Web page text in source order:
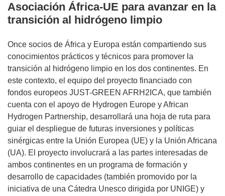
Asociación África-UE para avanzar en la
transición al hidrógeno limpio
Once socios de África y Europa están compartiendo sus
conocimientos prácticos y técnicos para promover la
transición al hidrógeno limpio en los dos continentes. En
este contexto, el equipo del proyecto financiado con
fondos europeos JUST-GREEN AFRH2ICA, que también
cuenta con el apoyo de Hydrogen Europe y African
Hydrogen Partnership, desarrollará una hoja de ruta para
guiar el despliegue de futuras inversiones y políticas
sinérgicas entre la Unión Europea (UE) y la Unión Africana
(UA). El proyecto involucrará a las partes interesadas de
ambos continentes en un programa de formación y
desarrollo de capacidades (también promovido por la
iniciativa de una Cátedra Unesco dirigida por UNIGE) y